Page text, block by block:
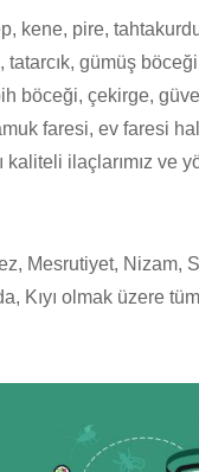
kene, pire,
gümüş böceği,
böceği, çekirge, güve,
faresi, ev faresi
ilaçlarımız ve
Mesrutiyet, Nizam,
Kıyı olmak üzere